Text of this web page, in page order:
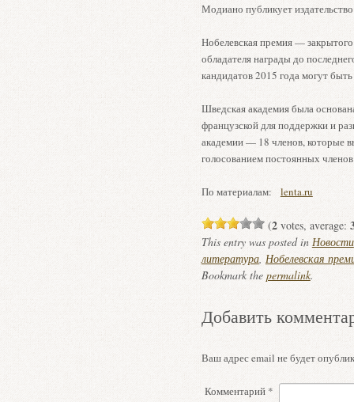
Модиано публикует
Нобелевская премия —
обладателя награды до
кандидатов 2015 года могут
Шведская академия была
французской для поддержки и
академии — 18 членов, которые
голосованием постоянных
По материалам: lenta.ru
(2votes, average:
This entry was posted in Новости
литература, Нобелевская
Bookmark the permalink.
Добавить
Ваш адрес email не будет
Комментарий *